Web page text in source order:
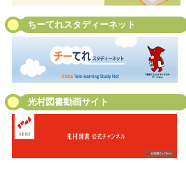
ちーてれスタディーネット
光村図書動画サイト